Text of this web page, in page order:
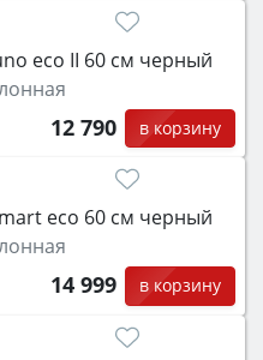
eco II 60 см черный
12 790 в корзину
eco 60 см черный
14 999 в корзину